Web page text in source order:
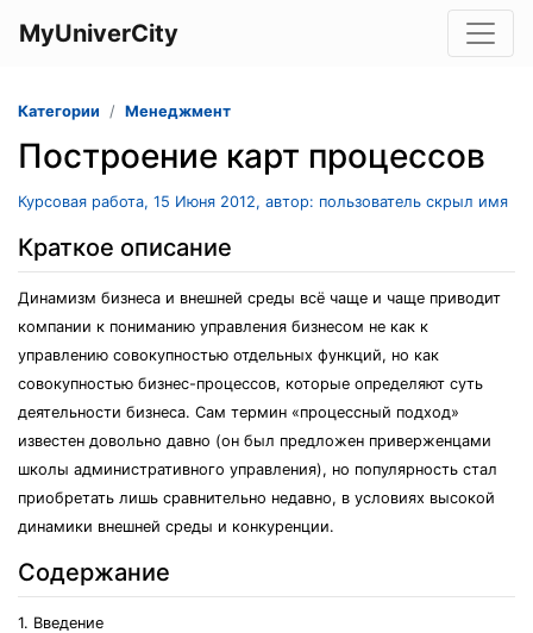
MyUniverCity
Категории Менеджмент
Построение карт процессов
Курсовая работа, 15 Июня 2012, автор: пользователь скрыл имя
Краткое описание
Динамизм бизнеса и внешней среды всё чаще и чаще приводит
компании к пониманию управления бизнесом не как к
управлению совокупностью отдельных функций, но как
совокупностью бизнес-процессов, которые определяют суть
деятельности бизнеса. Сам термин «процессный подход»
известен довольно давно (он был предложен приверженцами
школы административного управления), но популярность стал
приобретать лишь сравнительно недавно, в условиях высокой
динамики внешней среды и конкуренции.
Содержание
1. Введение